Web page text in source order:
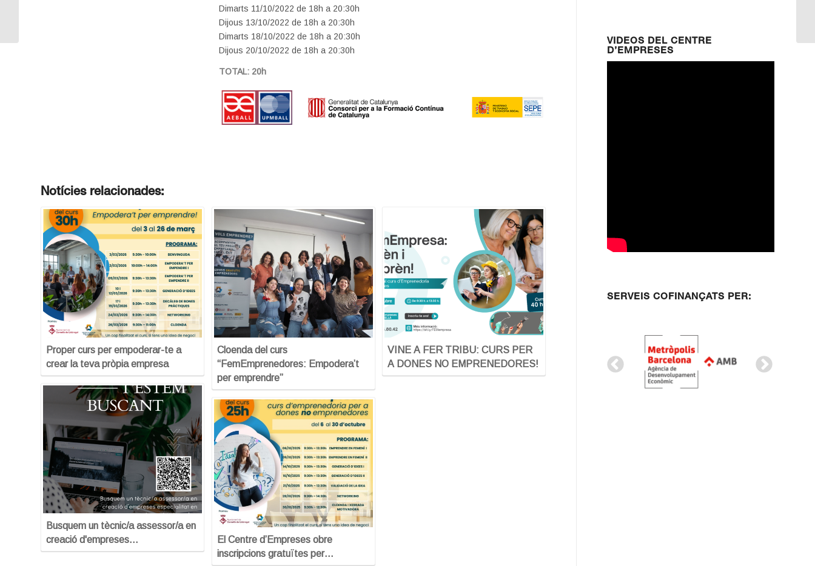
Dimarts 11/10/2022 de 18h a 20:30h
Dijous 13/10/2022 de 18h a 20:30h
Dimarts 18/10/2022 de 18h a 20:30h
Dijous 20/10/2022 de 18h a 20:30h
TOTAL: 20h
Notícies relacionades:
Proper curs per empoderar-te a
crear la teva pròpia empresa
Busquem un tècnic/a assessor/a en
creació d'empreses…
Cloenda del curs
“FemEmprenedores: Empodera’t
per emprendre”
El Centre d’Empreses obre
inscripcions gratuïtes per…
VINE A FER TRIBU: CURS PER
A DONES NO EMPRENEDORES!
VIDEOS DEL CENTRE
D’EMPRESES
SERVEIS COFINANÇATS PER: